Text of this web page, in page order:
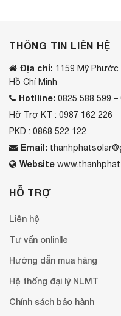
THÔNG TIN LIÊN HỆ
Địa chỉ: 1159 Mỹ
Hồ Chí Minh
Hotlline: 0825 588 599 –
Hỡ Trợ KT : 0987 162 226
PKD : 0868 522 122
Email:
Website
HỖ TRỢ
Liên hệ
Tư vấn onlinlle
Hướng dẫn mua hàng
Hệ thống đại lý NLMT
Chính sách bảo hành